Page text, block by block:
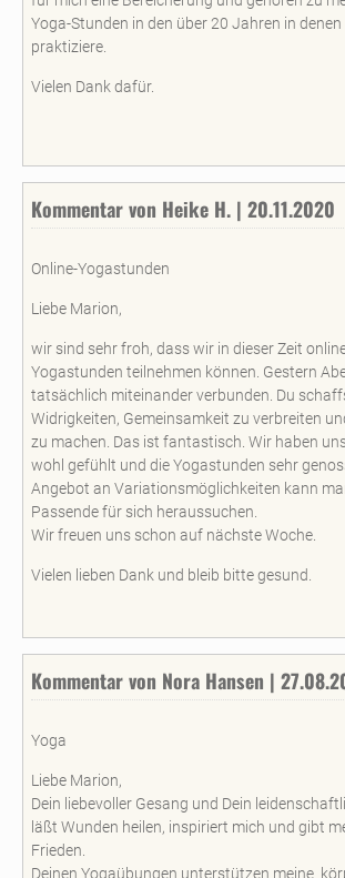
Yoga-Stunden in den über 20 Jahren in denen
praktiziere.
Vielen Dank dafür.
Kommentar von Heike H. | 20.11.2020
Online-Yogastunden
Liebe Marion,
wir sind sehr froh, dass wir in dieser Zeit
Yogastunden teilnehmen können. Gestern
tatsächlich miteinander verbunden. Du
Widrigkeiten, Gemeinsamkeit zu verbreiten
zu machen. Das ist fantastisch. Wir haben
wohl gefühlt und die Yogastunden sehr
Angebot an Variationsmöglichkeiten kann
Passende für sich heraussuchen.
Wir freuen uns schon auf nächste Woche.
Vielen lieben Dank und bleib bitte gesund.
Kommentar von Nora Hansen |
Yoga
Liebe Marion,
Dein liebevoller Gesang und Dein
läßt Wunden heilen, inspiriert mich und gibt
Frieden.
Deinen Yogaübungen unterstützen meine